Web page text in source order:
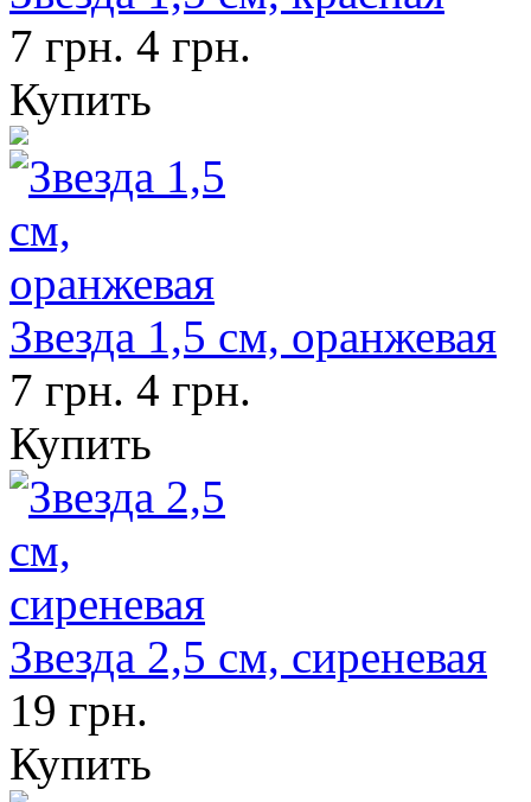
7 грн. 4 грн.
Купить
Звезда 1,5 см, оранжевая
7 грн. 4 грн.
Купить
Звезда 2,5 см, сиреневая
19 грн.
Купить